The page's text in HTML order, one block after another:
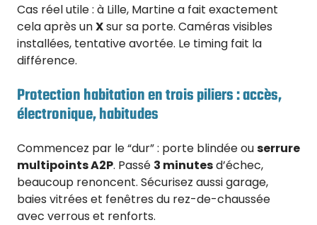
Cas réel utile : à Lille, Martine a fait exactement
cela après unXsur sa porte. Caméras visibles
installées, tentative avortée. Le timing fait la
différence.
Protection habitation en trois piliers : accès,
électronique, habitudes
Commencez par le “dur” : porte blindée ouserrure
multipoints A2P. Passé 3 minutesd’échec,
beaucoup renoncent. Sécurisez aussi garage,
baies vitrées et fenêtres du rez-de-chaussée
avec verrous et renforts.